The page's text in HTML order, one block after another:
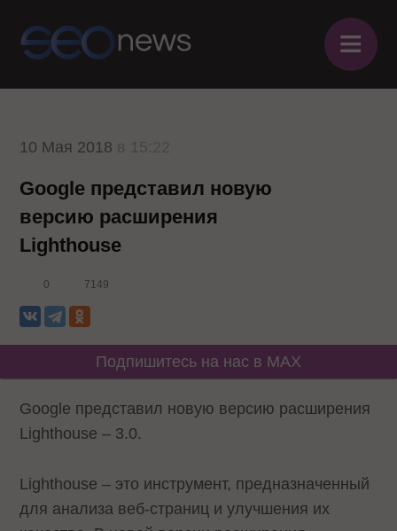
≡
10 Мая 2018
Google представил новую
версию расширения
Lighthouse
0 7149
Подпишитесь на нас в MAX
Google представил новую версию расширения
Lighthouse – 3.0.
Lighthouse – это инструмент, предназначенный
для анализа веб-страниц и улучшения их